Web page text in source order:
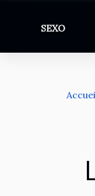
SEXO